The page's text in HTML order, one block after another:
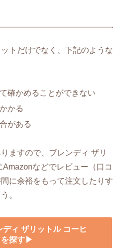
トだけでなく、下記のような
確かめることができない
かる
がある
ますので、ブレンディ ザリ
などでレビュー（口コ
に余裕をもって注文したりす
。
ィ ザリットル コーヒ
を探す▶